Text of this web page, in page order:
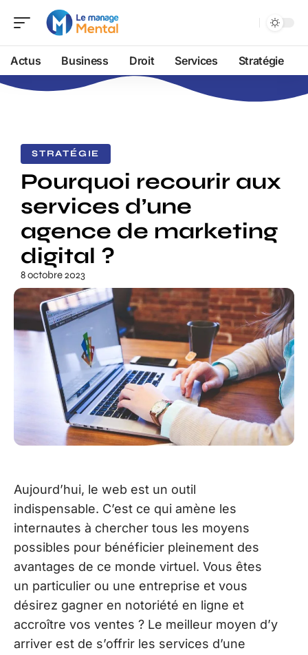
Actus Business Droit Services Stratégie
STRATÉGIE
Pourquoi recourir aux
services d’une
agence de marketing
digital ?
8 octobre 2023
Aujourd’hui, le web est un outil
indispensable. C’est ce qui amène les
internautes à chercher tous les moyens
possibles pour bénéficier pleinement des
avantages de ce monde virtuel. Vous êtes
un particulier ou une entreprise et vous
désirez gagner en notoriété en ligne et
accroître vos ventes ? Le meilleur moyen d’y
arriver est de s’offrir les services d’une